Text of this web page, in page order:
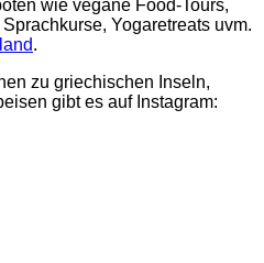
wie vegane Food-Tours,
Yogaretreats uvm.
.
zu griechischen Inseln,
gibt es auf Instagram: